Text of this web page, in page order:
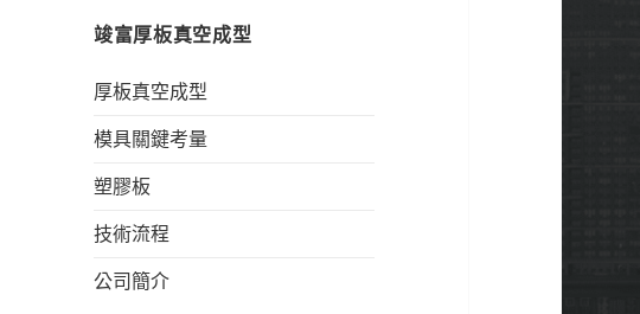
竣富厚板真空成型
厚板真空成型
模具關鍵考量
塑膠板
技術流程
公司簡介